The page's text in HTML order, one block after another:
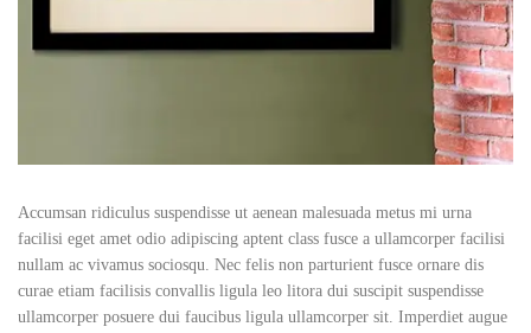
Accumsan ridiculus suspendisse ut aenean malesuada metus mi urna
facilisi eget amet odio adipiscing aptent class fusce a ullamcorper facilisi
nullam ac vivamus sociosqu. Nec felis non parturient fusce ornare dis
curae etiam facilisis convallis ligula leo litora dui suscipit suspendisse
ullamcorper posuere dui faucibus ligula ullamcorper sit. Imperdiet augue